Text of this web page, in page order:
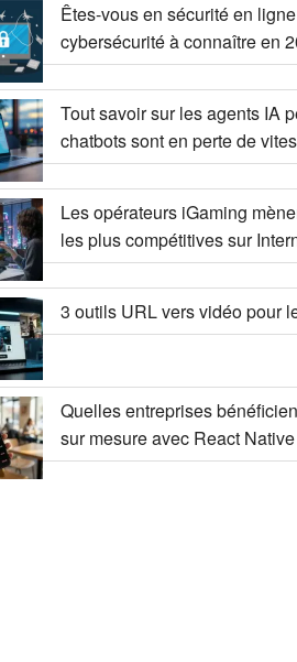
Êtes-vous en sécurité en
cybersécurité à connaître en
Tout savoir sur les agents IA
chatbots sont en perte de
Les opérateurs iGaming
les plus compétitives sur
3 outils URL vers vidéo pour
Quelles entreprises
sur mesure avec React Native